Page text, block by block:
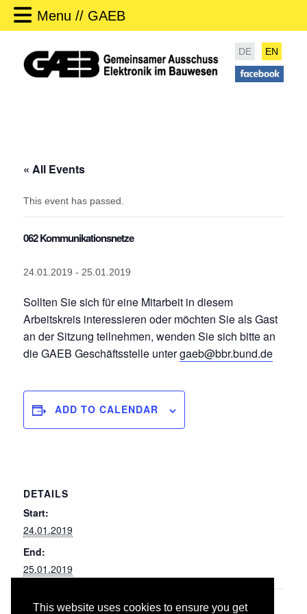
This website uses cookies to ensure you get
Menu // GAEB
DE EN
« All Events
This event has passed.
062 Kommunikationsnetze
24.01.2019 - 25.01.2019
Sollten Sie sich für eine Mitarbeit in diesem
Arbeitskreis interessieren oder möchten Sie als Gast
an der Sitzung teilnehmen, wenden Sie sich bitte an
die GAEB Geschäftsstelle untergaeb@bbr.bund.de
ADD TO CALENDAR
DETAILS
Start:
24.01.2019
End:
25.01.2019
097u96 Bauarbeiten an Bahnübergängen, 090